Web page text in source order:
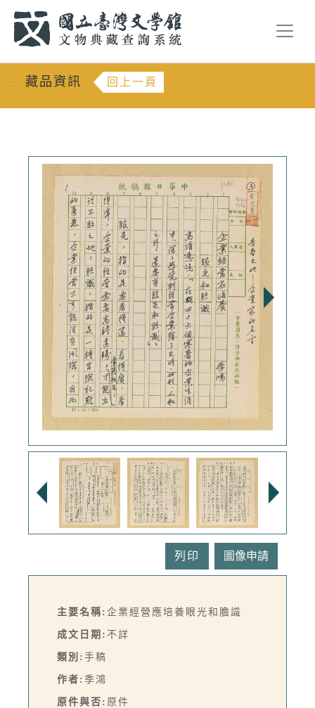
::: 藏品資訊 回上一頁
列印
主要名稱: 企業經營應培養眼光和膽識
成文日期: 不詳
類別: 手稿
作者: 季鴻
原件與否: 原件